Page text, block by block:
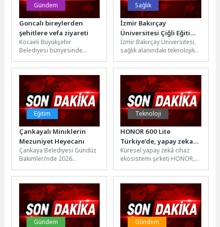
Gündem
Goncalı bireylerden
şehitlere vefa ziyareti
Kocaeli Büyükşehir
Belediyesi bünyesinde
Yaşam Merkezi öğrencileri,
14-20 Nisan Şehitler
Haftası...
Sağlık
İzmir Bakırçay
Üniversitesi Çiğli Eğitim
ve Araştırma
Hastanesinde
Kardiyolojide Bir İlk: Üç
Sistemi Hizmete Alındı
İzmir Bakırçay Üniversitesi,
sağlık alanındaki teknolojik
yönelik yatırımlarına bir
yenisini daha ekledi. İzmir...
Eğitim
Çankayalı Miniklerin
Mezuniyet Heyecanı
Çankaya Belediyesi Gündüz
Bakımleri’nde 2026
Atatürk Parkı’nda yaşandı.
Şenlik havasında geçen
mezuniyet...
Teknoloji
HONOR 600 Lite
Türkiye’de, yapay zeka
herkesin cebinde
Küresel yapay zekâ cihaz
ekosistemi şirketi HONOR,
HONOR 600 Serisi’nin en...
Gündem Gündem